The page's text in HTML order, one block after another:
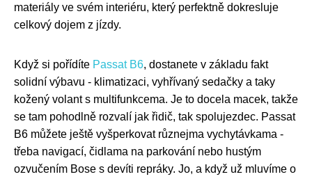
materiály ve svém interiéru, který perfektně dokresluje
celkový dojem z jízdy.
Když si pořídíte Passat B6, dostanete v základu fakt
solidní výbavu - klimatizaci, vyhřívaný sedačky a taky
kožený volant s multifunkcema. Je to docela macek, takže
se tam pohodlně rozvalí jak řidič, tak spolujezdec. Passat
B6 můžete ještě vyšperkovat různejma vychytávkama -
třeba navigací, čidlama na parkování nebo hustým
ozvučením Bose s devíti repráky. Jo, a když už mluvíme o